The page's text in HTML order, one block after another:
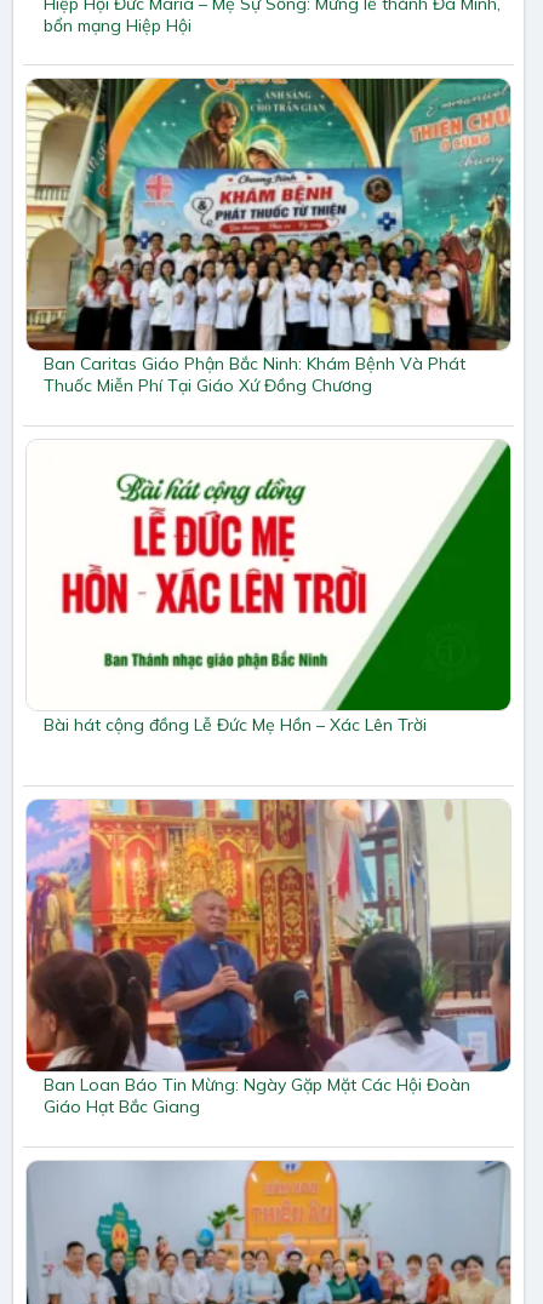
bổn mạng Hiệp Hội
Ban Caritas Giáo Phận Bắc Ninh: Khám Bệnh Và Phát
Thuốc Miễn Phí Tại Giáo Xứ Đồng Chương
Bài hát cộng đồng Lễ Đức Mẹ Hồn – Xác Lên Trời
Ban Loan Báo Tin Mừng: Ngày Gặp Mặt Các Hội Đoàn
Giáo Hạt Bắc Giang